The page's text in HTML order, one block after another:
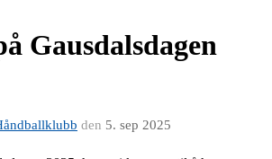
Gausdalsdagen
den 5. sep 2025